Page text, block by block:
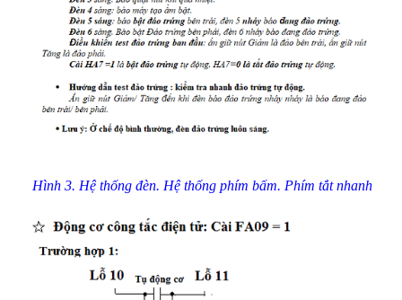
Hình 3. Hệ thống đèn. Hệ thống phím bấm. Phím tắt nhanh